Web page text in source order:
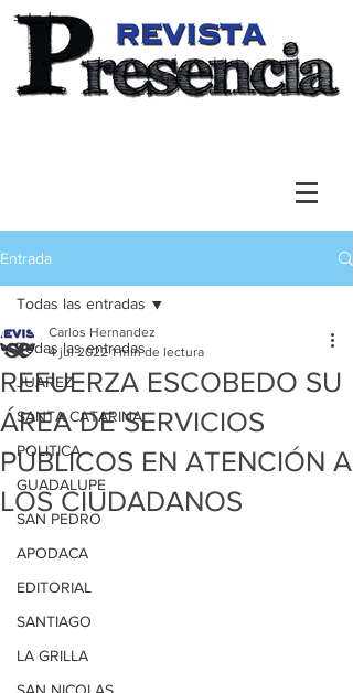
Entrada
Todas las entradas
JUAREZ
SANTA CATARINA
POLITICA
GUADALUPE
SAN PEDRO
APODACA
EDITORIAL
SANTIAGO
LA GRILLA
Todas las entradas
REFUERZA ESCOBEDO SU
ÁREA DE SERVICIOS
PÚBLICOS EN ATENCIÓN A
LOS CIUDADANOS
Carlos Hernandez
4 jul 2022 1 min de lectura